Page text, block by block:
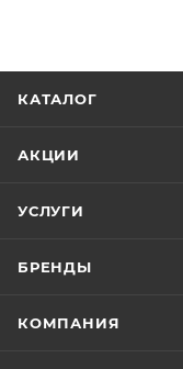
КАТАЛОГ
АКЦИИ
УСЛУГИ
БРЕНДЫ
КОМПАНИЯ